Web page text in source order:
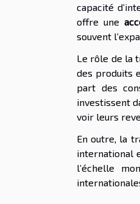
capacité
offre une
souvent
Le rôle de la
des produits
part des
investissent
voir leurs
En outre, la
international
l’échelle